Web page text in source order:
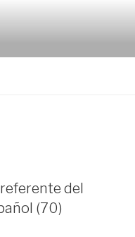
del
(70)